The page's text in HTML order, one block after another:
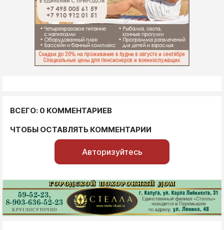
ВСЕГО: 0 КОММЕНТАРИЕВ
ЧТОБЫ ОСТАВЛЯТЬ КОММЕНТАРИИ
Авторизуйтесь